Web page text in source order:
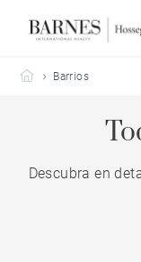
Barnes Hossegor
Barrios
Descubra en